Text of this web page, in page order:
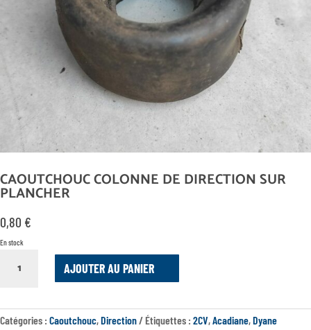
CAOUTCHOUC COLONNE DE DIRECTION SUR
PLANCHER
0,80 €
En stock
DE
DIRECTION
AJOUTER AU PANIER
Catégories : Caoutchouc,Direction Étiquettes : 2CV,Acadiane,Dyane